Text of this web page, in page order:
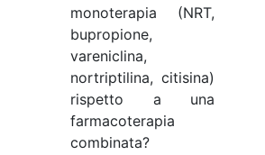
monoterapia (NRT,
bupropione,
vareniclina,
nortriptilina, citisina)
rispetto a una
farmacoterapia
combinata?